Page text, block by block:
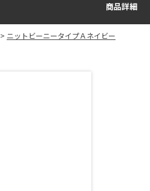
商品詳細
> ニットビーニータイプＡネイビー